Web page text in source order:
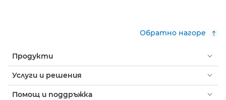
Обратно нагоре
Продукти
Услуги и решения
Помощ и поддръжка